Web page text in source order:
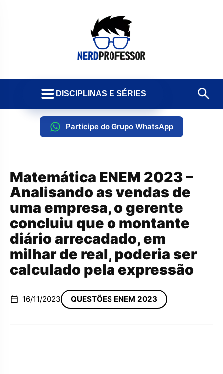
DISCIPLINAS E SÉRIES
Participe do Grupo WhatsApp
Matemática ENEM 2023 –
Analisando as vendas de
uma empresa, o gerente
concluiu que o montante
diário arrecadado, em
milhar de real, poderia ser
calculado pela expressão
16/11/2023 QUESTÕES ENEM 2023